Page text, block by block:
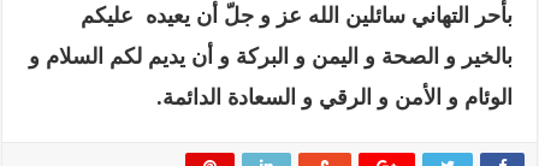
بأحر التهاني سائلين الله عز و جلّ أن يعيده عليكم
بالخير و الصحة و اليمن و البركة و أن يديم لكم السلام و
الوئام و الأمن و الرقي و السعادة الدائمة.